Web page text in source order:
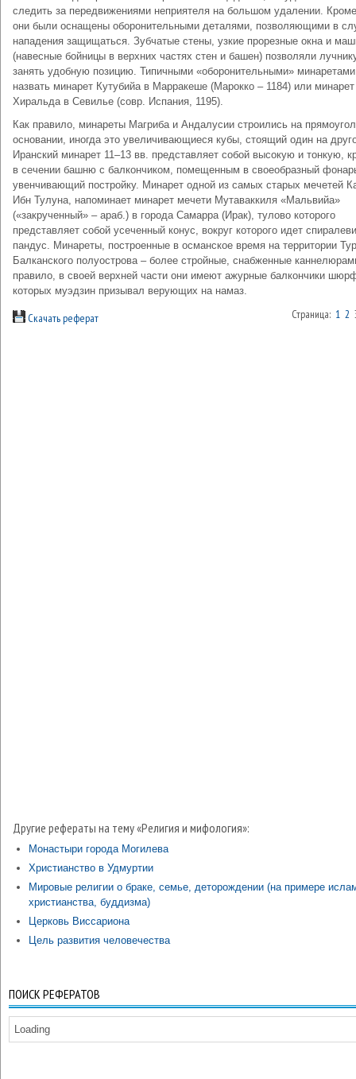
следить за передвижениями неприятеля на большом удалении.
они были оснащены оборонительными деталями, позволяющими в
нападения защищаться. Зубчатые стены, узкие прорезные окна и
(навесные бойницы в верхних частях стен и башен) позволяли
занять удобную позицию. Типичными «оборонительными»
назвать минарет Кутубийа в Марракеше (Марокко – 1184) или минарет
Хиральда в Севилье (совр. Испания, 1195).
Как правило, минареты Магриба и Андалусии строились на
основании, иногда это увеличивающиеся кубы, стоящий один на
Иранский минарет 11–13 вв. представляет собой высокую и тонкую,
в сечении башню с балкончиком, помещенным в своеобразный
увенчивающий постройку. Минарет одной из самых старых мечетей
Ибн Тулуна, напоминает минарет мечети Мутаваккиля «Мальвийа»
(«закрученный» – араб.) в города Самарра (Ирак), тулово которого
представляет собой усеченный конус, вокруг которого идет
пандус. Минареты, построенные в османское время на территории
Балканского полуострова – более стройные, снабженные
правило, в своей верхней части они имеют ажурные балкончики
которых муэдзин призывал верующих на намаз.
Скачать реферат Страница: 1 2
Другие рефераты на тему «Религия и мифология»:
Монастыри города Могилева
Христианство в Удмуртии
Мировые религии о браке, семье, деторождении (на примере
христианства, буддизма)
Церковь Виссариона
Цель развития человечества
ПОИСК РЕФЕРАТОВ
Loading